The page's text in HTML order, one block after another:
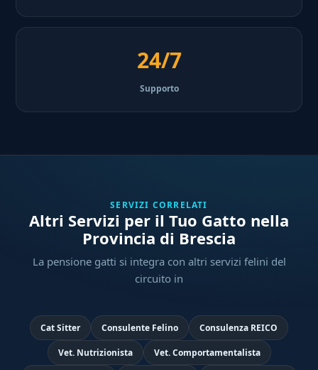
24/7
Supporto
SERVIZI CORRELATI
Altri Servizi per il Tuo Gatto nella
Provincia di Brescia
La pensione gatti si integra con altri servizi felini del
circuito in
Cat Sitter Consulente Felino Consulenza REICO
Vet. Nutrizionista Vet. Comportamentalista